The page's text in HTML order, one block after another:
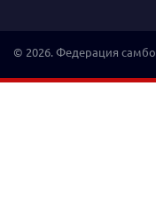
© 2026. Федерация самбо